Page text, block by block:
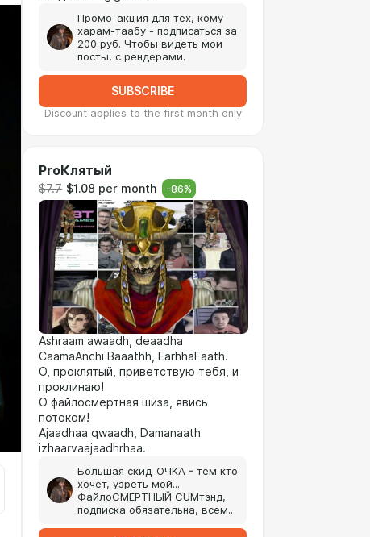
Промо-акция для тех, кому
харам-таабу - подписаться за
200 руб. Чтобы видеть мои
посты, с рендерами.
SUBSCRIBE
Discount applies to the first month only
ProКлятый
$7.7 $1.08 per month -86%
Ashraam awaadh, deaadha
CaamaAnchi Baaathh, EarhhaFaath.
О, проклятый, приветствую тебя, и
проклинаю!
О файлосмертная шиза, явись
потоком!
Ajaadhaa qwaadh, Damanaath
izhaarvaajaadhrhaa.
Большая скид-ОЧКА - тем кто
хочет, узреть мой...
ФайлоСМЕРТНЫЙ CUMтэнд,
подписка обязательна, всем..